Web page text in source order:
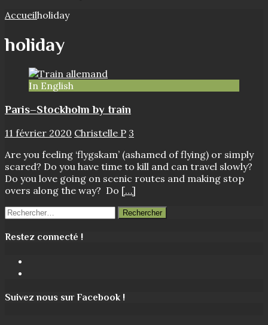
Accueilholiday
holiday
In English
Paris–Stockholm by train
11 février 2020 Christelle P 3
Are you feeling ‘flygskam’ (ashamed of flying) or simply
scared? Do you have time to kill and can travel slowly?
Do you love going on scenic routes and making stop
overs along the way? Do […]
Rechercher :
Restez connecté !
Suivez nous sur Facebook !